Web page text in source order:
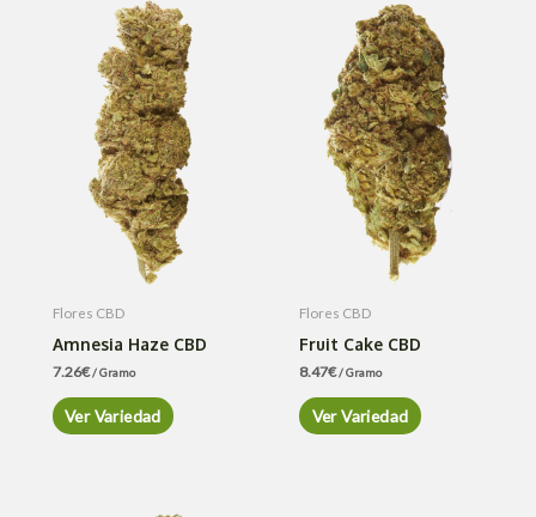
Flores CBD
Amnesia Haze CBD
7.26€/ Gramo
Ver Variedad
Flores CBD
Fruit Cake CBD
8.47€/ Gramo
Ver Variedad